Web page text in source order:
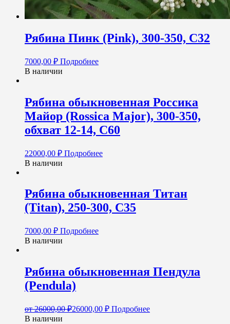
Рябина Пинк (Pink), 300-350, С32
7000,00 ₽ Подробнее
В наличии
Рябина обыкновенная Россика
Майор (Rossica Major), 300-350,
обхват 12-14, С60
22000,00 ₽ Подробнее
В наличии
Рябина обыкновенная Титан
(Titan), 250-300, С35
7000,00 ₽ Подробнее
В наличии
Рябина обыкновенная Пендула
(Pendula)
от26000,00₽26000,00 ₽ Подробнее
В наличии